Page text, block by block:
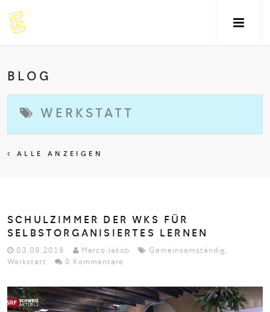
BLOG
WERKSTATT
ALLE ANZEIGEN
SCHULZIMMER DER WKS FÜR
SELBSTORGANISIERTES LERNEN
03.09.2018 Marco Jakob Gemeinsamständig,
Werkstatt
0 Kommentare